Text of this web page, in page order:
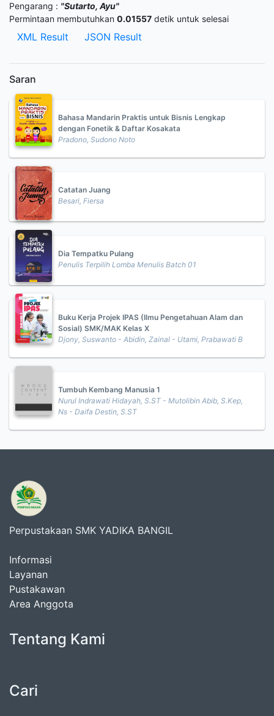
Pengarang : "Sutarto, Ayu"
Permintaan membutuhkan 0.01557 detik untuk selesai
XML Result JSON Result
Saran
Bahasa Mandarin Praktis untuk Bisnis Lengkap
dengan Fonetik & Daftar Kosakata
Pradono, Sudono Noto
Catatan Juang
Besari, Fiersa
Dia Tempatku Pulang
Penulis Terpilih Lomba Menulis Batch 01
Buku Kerja Projek IPAS (Ilmu Pengetahuan Alam dan
Sosial) SMK/MAK Kelas X
Djony, Suswanto - Abidin, Zainal - Utami, Prabawati B
Tumbuh Kembang Manusia 1
Nurul Indrawati Hidayah, S.ST - Mutolibin Abib, S.Kep,
Ns - Daifa Destin, S.ST
Perpustakaan SMK YADIKA BANGIL
Informasi
Layanan
Pustakawan
Area Anggota
Tentang Kami
Cari